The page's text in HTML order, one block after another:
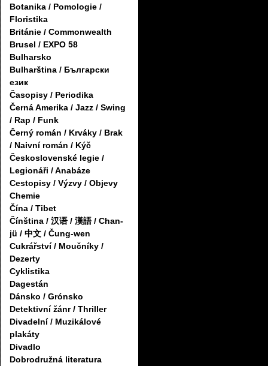
Botanika / Pomologie /
Floristika
Británie / Commonwealth
Brusel / EXPO 58
Bulharsko
Bulharština / Български
език
Časopisy / Periodika
Černá Amerika / Jazz / Swing
/ Rap / Funk
Černý román / Krváky / Brak
/ Naivní román / Kýč
Československé legie /
Legionáři / Anabáze
Cestopisy / Výzvy / Objevy
Chemie
Čína / Tibet
Čínština / 汉语 / 漢語 / Chan-
jü / 中文 / Čung-wen
Cukrářství / Moučníky /
Dezerty
Cyklistika
Dagestán
Dánsko / Grónsko
Detektivní žánr / Thriller
Divadelní / Muzikálové
plakáty
Divadlo
Dobrodružná literatura